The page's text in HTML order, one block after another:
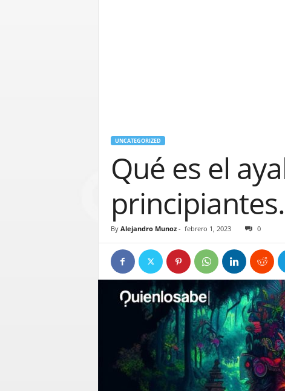
UNCATEGORIZED
Qué es el
principiantes.
By Alejandro Munoz- febrero 1, 2023 0